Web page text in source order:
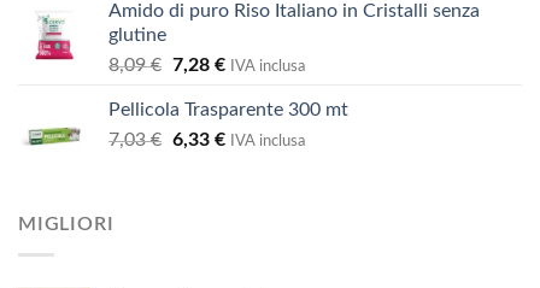
era:
è:
Amido di puro Riso Italiano in Cristalli senza
glutine
8,09€ Il
originale
era:
7,28 €Il
attuale
è:
IVA inclusa
Pellicola Trasparente 300 mt
7,03€ Il
6,33 €IlIVA inclusa
MIGLIORI